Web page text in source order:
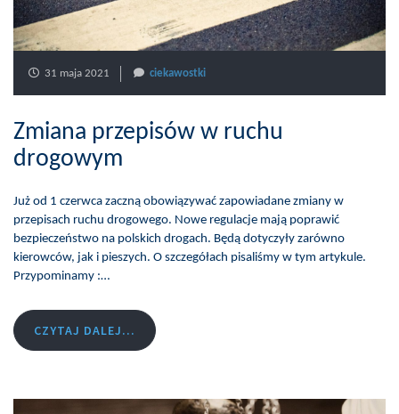
31 maja 2021 ciekawostki
Zmiana przepisów w ruchu
drogowym
Już od 1 czerwca zaczną obowiązywać zapowiadane zmiany w
przepisach ruchu drogowego. Nowe regulacje mają poprawić
bezpieczeństwo na polskich drogach. Będą dotyczyły zarówno
kierowców, jak i pieszych. O szczegółach pisaliśmy w tym artykule.
Przypominamy :…
CZYTAJ DALEJ...